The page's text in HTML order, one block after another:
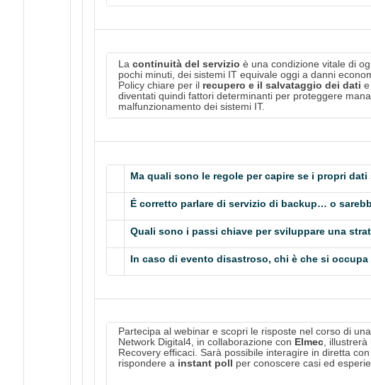
La continuità del servizio è una condizione vitale di
pochi minuti, dei sistemi IT equivale oggi a danni
Policy chiare per il recupero e il salvataggio dei dati
diventati quindi fattori determinanti per proteggere
malfunzionamento dei sistemi IT.
Ma quali sono le regole per capire se i propri
É corretto parlare di servizio di backup… o
Quali sono i passi chiave per sviluppare una
In caso di evento disastroso, chi è che si
Partecipa al webinar e scopri le risposte nel corso di
Network Digital4, in collaborazione con Elmec, illustrerà
Recovery efficaci. Sarà possibile interagire in diretta
rispondere a instant poll per conoscere casi ed